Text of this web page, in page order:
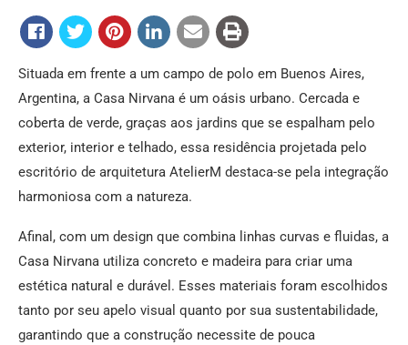
Situada em frente a um campo de polo em Buenos Aires,
Argentina, a Casa Nirvana é um oásis urbano. Cercada e
coberta de verde, graças aos jardins que se espalham pelo
exterior, interior e telhado, essa residência projetada pelo
escritório de arquitetura AtelierM destaca-se pela integração
harmoniosa com a natureza.
Afinal, com um design que combina linhas curvas e fluidas, a
Casa Nirvana utiliza concreto e madeira para criar uma
estética natural e durável. Esses materiais foram escolhidos
tanto por seu apelo visual quanto por sua sustentabilidade,
garantindo que a construção necessite de pouca